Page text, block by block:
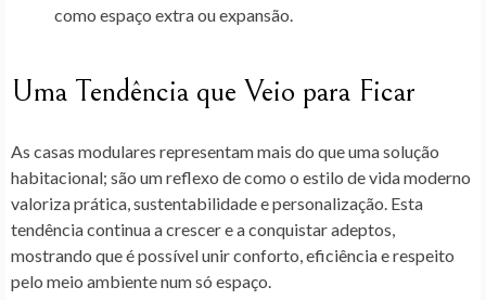
como espaço extra ou expansão.
Uma Tendência que Veio para Ficar
As casas modulares representam mais do que uma solução
habitacional; são um reflexo de como o estilo de vida moderno
valoriza prática, sustentabilidade e personalização. Esta
tendência continua a crescer e a conquistar adeptos,
mostrando que é possível unir conforto, eficiência e respeito
pelo meio ambiente num só espaço.